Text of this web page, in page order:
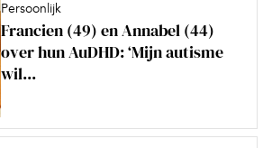
Persoonlijk
Francien (49) en Annabel (44)
over hun AuDHD: ‘Mijn autisme
wil...